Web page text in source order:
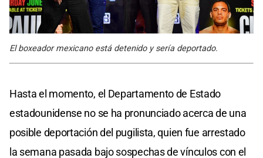
El boxeador mexicano está detenido y sería deportado.
Hasta el momento, el Departamento de Estado
estadounidense no se ha pronunciado acerca de una
posible deportación del pugilista, quien fue arrestado
la semana pasada bajo sospechas de vínculos con el